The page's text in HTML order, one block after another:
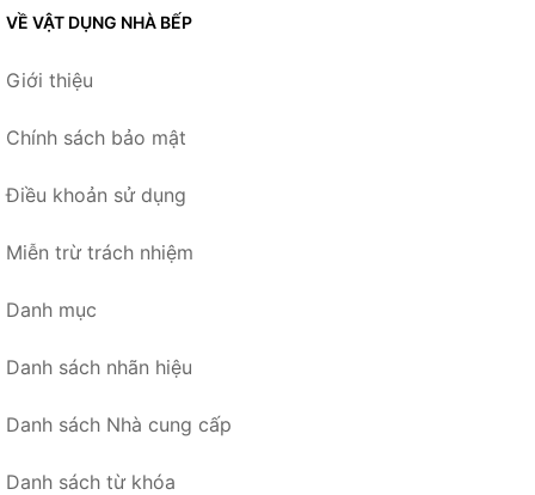
VỀ VẬT DỤNG NHÀ BẾP
Giới thiệu
Chính sách bảo mật
Điều khoản sử dụng
Miễn trừ trách nhiệm
Danh mục
Danh sách nhãn hiệu
Danh sách Nhà cung cấp
Danh sách từ khóa